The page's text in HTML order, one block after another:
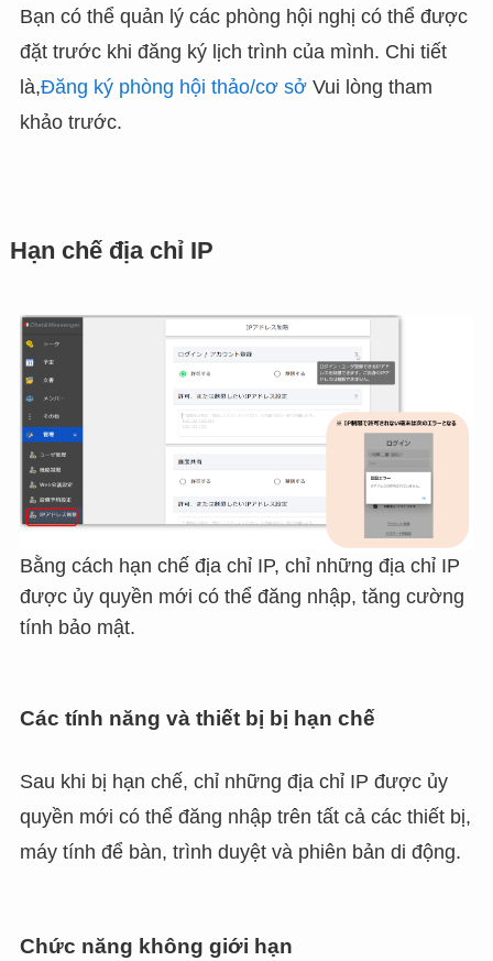
Bạn có thể quản lý các phòng hội nghị có thể được
đặt trước khi đăng ký lịch trình của mình. Chi tiết
là,Đăng ký phòng hội thảo/cơ sởVui lòng tham
khảo trước.
Hạn chế địa chỉ IP
Bằng cách hạn chế địa chỉ IP, chỉ những địa chỉ IP
được ủy quyền mới có thể đăng nhập, tăng cường
tính bảo mật.
Các tính năng và thiết bị bị hạn chế
Sau khi bị hạn chế, chỉ những địa chỉ IP được ủy
quyền mới có thể đăng nhập trên tất cả các thiết bị,
máy tính để bàn, trình duyệt và phiên bản di động.
Chức năng không giới hạn